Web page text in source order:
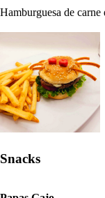
Hamburguesa de carne
Snacks